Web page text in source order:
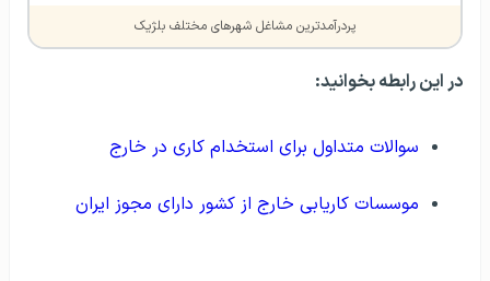
پردرآمدترین مشاغل شهرهای مختلف بلژیک
در این رابطه بخوانید:
سوالات متداول برای استخدام کاری در خارج
موسسات کاریابی خارج از کشور دارای مجوز ایران